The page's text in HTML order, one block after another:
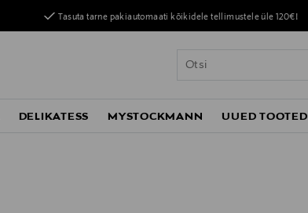
Tasuta tarne pakiautomaati kõikidele tellimustele üle 120€!
DELIKATESS MYSTOCKMANN UUED TOOTED